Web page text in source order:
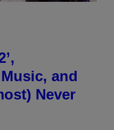
and
Never